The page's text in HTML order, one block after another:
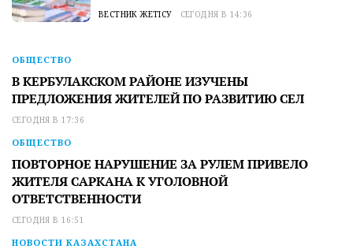
ВЕСТНИК ЖЕТІСУ СЕГОДНЯ В 14:36
ОБЩЕСТВО
В КЕРБУЛАКСКОМ РАЙОНЕ ИЗУЧЕНЫ
ПРЕДЛОЖЕНИЯ ЖИТЕЛЕЙ ПО РАЗВИТИЮ СЕЛ
СЕГОДНЯ В 17:36
ОБЩЕСТВО
ПОВТОРНОЕ НАРУШЕНИЕ ЗА РУЛЕМ ПРИВЕЛО
ЖИТЕЛЯ САРКАНА К УГОЛОВНОЙ
ОТВЕТСТВЕННОСТИ
СЕГОДНЯ В 16:51
НОВОСТИ КАЗАХСТАНА